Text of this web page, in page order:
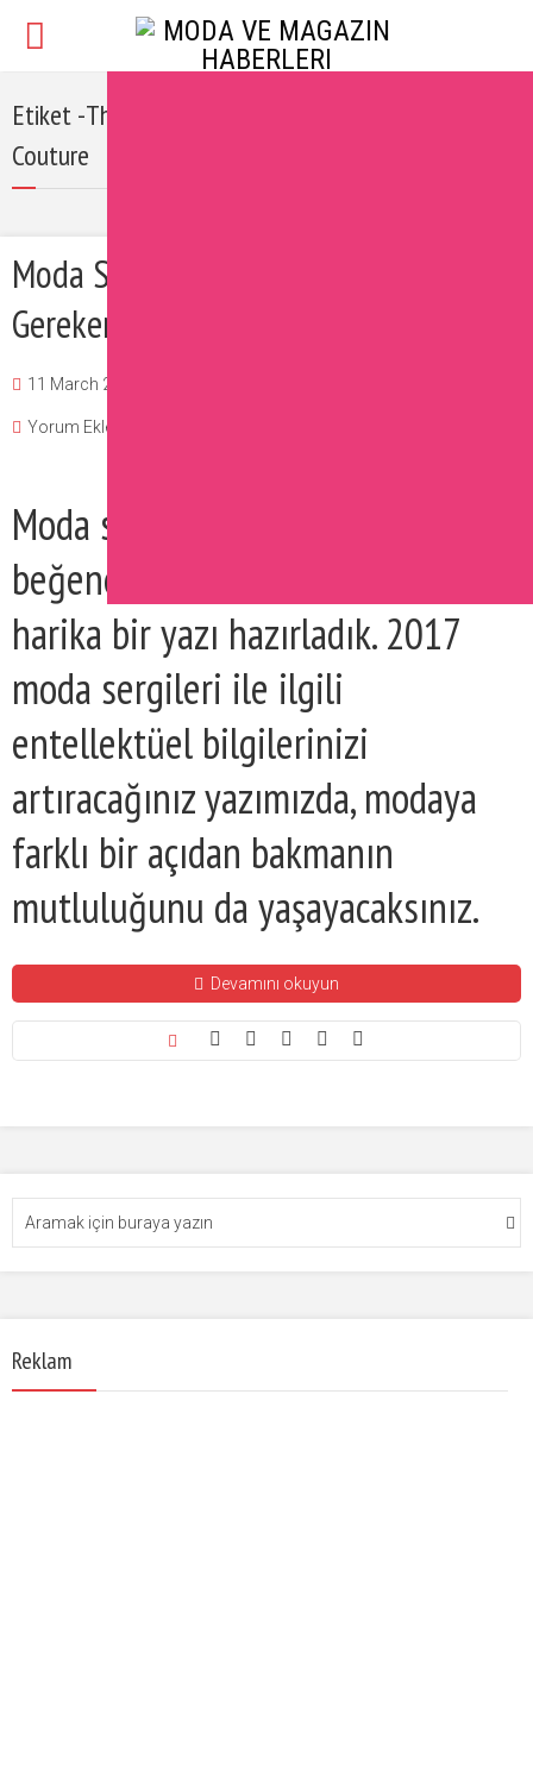
Etiket -The House of Dior: 70 Years of Haute
Couture
Moda Severlerin Mutlaka Gitmesi
Gereken 2017 Moda Sergileri
11 March 2017
Yorum Ekle
Moda severler sizler için çok
beğeneceğiniz düşündüğümüz
harika bir yazı hazırladık. 2017
moda sergileri ile ilgili
entellektüel bilgilerinizi
artıracağınız yazımızda, modaya
farklı bir açıdan bakmanın
mutluluğunu da yaşayacaksınız.
Devamını okuyun
Reklam